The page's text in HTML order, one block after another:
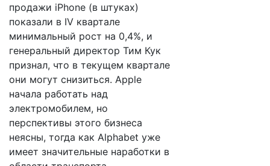
продажи iPhone (в штуках)
показали в IV квартале
минимальный рост на 0,4%, и
генеральный директор Тим Кук
признал, что в текущем квартале
они могут снизиться. Apple
начала работать над
электромобилем, но
перспективы этого бизнеса
неясны, тогда как Alphabet уже
имеет значительные наработки в